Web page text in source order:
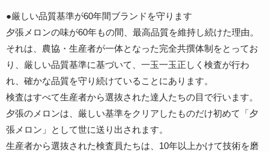
●厳しい品質基準が60年間ブランドを守ります
夕張メロンの味が60年もの間、最高品質を維持し続けた理由。
それは、農協・生産者が一体となった完全共撰体制をとってお
り、厳しい品質基準に基づいて、一玉一玉正しく検査が行わ
れ、確かな品質を守り続けていることにあります。
検査はすべて生産者から選抜された達人たちの目で行います。
夕張のメロンは、厳しい基準をクリアしたものだけ初めて「夕
張メロン」として世に送り出されます。
生産者から選抜された検査員たちは、10年以上かけて技術を磨